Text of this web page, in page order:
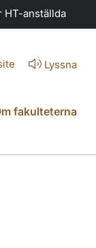
HT-anställda
Lyssna
fakulteterna